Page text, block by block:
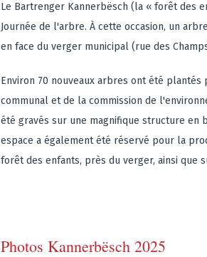
Le Bartrenger Kannerbësch (la « forêt des
Journée de l'arbre. À cette occasion, un
en face du verger municipal (rue des
Environ 70 nouveaux arbres ont été
communal et de la commission de
été gravés sur une magnifique structure en
espace a également été réservé pour la
forêt des enfants, près du verger, ainsi que
Photos Kannerbësch 2025